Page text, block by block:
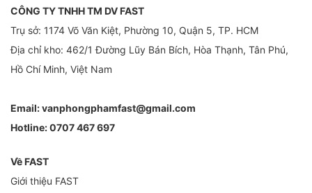
CÔNG TY TNHH TM DV FAST
Trụ sở: 1174 Võ Văn Kiệt, Phường 10, Quận 5, TP. HCM
Địa chỉ kho: 462/1 Đường Lũy Bán Bích, Hòa Thạnh, Tân Phú,
Hồ Chí Minh, Việt Nam
Email:vanphongphamfast@gmail.com
Hotline:0707 467 697
Về FAST
Giới thiệu FAST